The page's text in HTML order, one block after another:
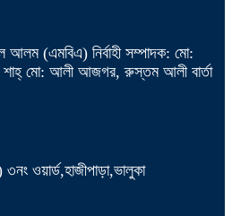
(এমবিএ) নির্বাহী সম্পাদক: মো:
শাহ্ মো: আলী আজগর, রুস্তম আলী বার্তা
ওয়ার্ড,হাজীপাড়া,ভালুকা